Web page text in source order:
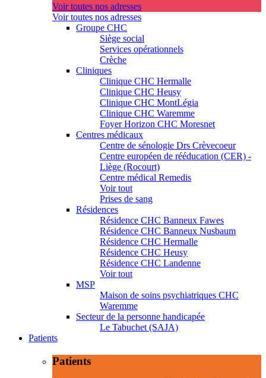
Voir toutes nos adresses
Voir toutes nos adresses
Groupe CHC
Siège social
Services opérationnels
Crèche
Cliniques
Clinique CHC Hermalle
Clinique CHC Heusy
Clinique CHC MontLégia
Clinique CHC Waremme
Foyer Horizon CHC Moresnet
Centres médicaux
Centre de sénologie Drs Crèvecoeur
Centre européen de rééducation (CER) -
Liège (Rocourt)
Centre médical Remedis
Voir tout
Prises de sang
Résidences
Résidence CHC Banneux Fawes
Résidence CHC Banneux Nusbaum
Résidence CHC Hermalle
Résidence CHC Heusy
Résidence CHC Landenne
Voir tout
MSP
Maison de soins psychiatriques CHC
Waremme
Secteur de la personne handicapée
Le Tabuchet (SAJA)
Patients
Patients